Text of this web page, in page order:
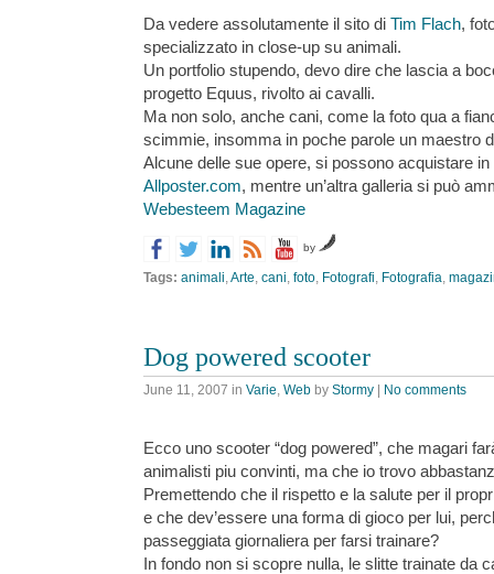
Da vedere assolutamente il sito di Tim Flach,
specializzato in close-up su animali.
Un portfolio stupendo, devo dire che lascia a
progetto Equus, rivolto ai cavalli.
Ma non solo, anche cani, come la foto qua a
scimmie, insomma in poche parole un maestro
Alcune delle sue opere, si possono acquistare
Allposter.com, mentre un’altra galleria si può
Webesteem Magazine
by
Tags: animali,Arte, cani, foto, Fotografi, Fotografia,
Dog powered scooter
June 11, 2007 in Varie Web by Stormy | No comments
Ecco uno scooter “dog powered”, che magari
animalisti piu convinti, ma che io trovo
Premettendo che il rispetto e la salute per il
e che dev’essere una forma di gioco per lui,
passeggiata giornaliera per farsi trainare?
In fondo non si scopre nulla, le slitte trainate da